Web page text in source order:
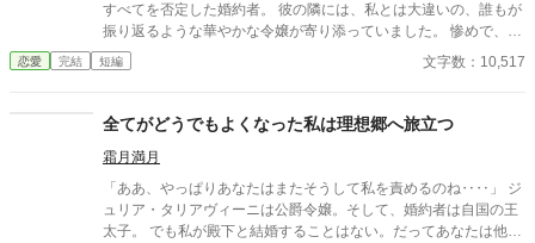
すべてを否定した婚約者。 彼の隣には、私とは大違いの、誰もが
振り返るような華やかな令嬢が寄り添っていました。 惨めで、哀
れで、息をすることさえ苦しい。 冷たい視線に晒され、逃げるよ
うに走り出した私に、残されたものはもう何もありません。
恋愛 完結 短編 文字数：10,517
全てがどうでもよくなった私は理想郷へ旅立つ
霜月満月
「ああ、やっぱりあなたはまたそうして私を責めるのね‥‥」 ジ
ュリア・タリアヴィーニは公爵令嬢。そして、婚約者は自国の王
太子。 でも私が殿下と結婚することはない。だってあなたは他の